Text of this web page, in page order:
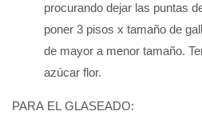
procurando dejar las puntas
poner 3 pisos x tamaño de
de mayor a menor tamaño.
azúcar flor.
PARA EL GLASEADO: